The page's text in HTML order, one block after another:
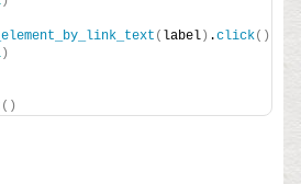
( label ) .click()
)
()